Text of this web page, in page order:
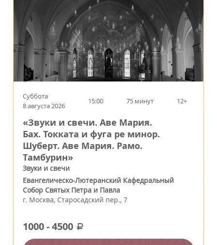
Суббота
8 августа 2026
15:00 75 минут 12+
«Звуки и свечи. Аве Мария.
Бах. Токката и фуга ре минор.
Шуберт. Аве Мария. Рамо.
Тамбурин»
Звуки и свечи
Евангелическо-Лютеранский Кафедральный
Собор Святых Петра и Павла
г. Москва, Старосадский пер., 7
1000-4500 a